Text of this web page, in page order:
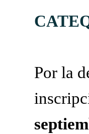
Por la